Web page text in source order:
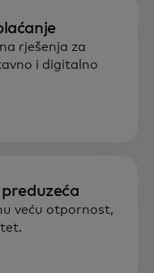
rješenja za
i digitalno
veću otpornost,